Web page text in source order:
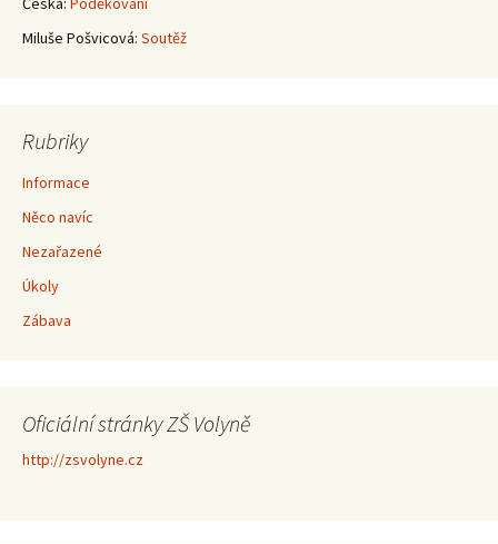
Miluše Pošvicová: Soutěž
Rubriky
Informace
Něco navíc
Nezařazené
Úkoly
Zábava
Oficiální stránky ZŠ Volyně
http://zsvolyne.cz